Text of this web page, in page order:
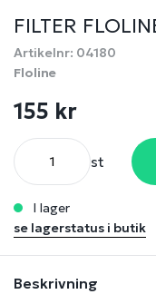
FILTER
Artikelnr: 04180
Floline
155 kr
st
i lager
se lagerstatus i butik
Beskrivning